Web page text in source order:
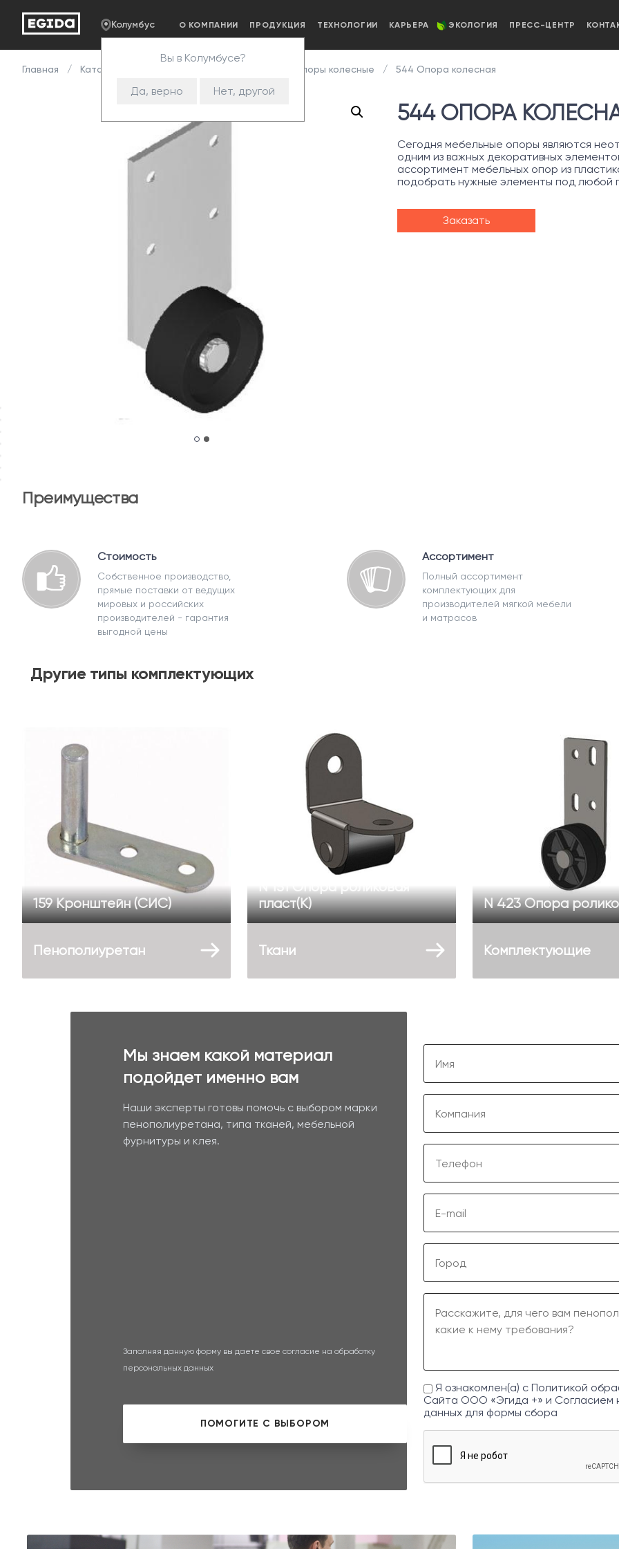
Колумбус
Вы в Колумбусе?
Да, верно Нет, другой
О КОМПАНИИ ПРОДУКЦИЯ ТЕХНОЛОГИИ КАРЬЕРА ЭКОЛОГИЯ ПРЕСС-ЦЕНТР
Главная Каталог Опоры колесные 544 Опора колесная
544 ОПОРА
Сегодня мебельные опоры являются
одним из важных декоративных
ассортимент мебельных опор из
подобрать нужные элементы под любой
Заказать
Преимущества
Стоимость
Собственное производство,
прямые поставки от ведущих
мировых и российских
производителей - гарантия
выгодной цены
Ассортимент
Полный ассортимент
комплектующих для
производителей мягкой мебели
и матрасов
Другие типы комплектующих
159 Кронштейн (СИС)
N 151 Опора роликовая
пласт(К)
N 423 Опора
Пенополиуретан Ткани Комплектующие
Мы знаем какой материал
подойдет именно вам
Наши эксперты готовы помочь с выбором марки
пенополиуретана, типа тканей, мебельной
фурнитуры и клея.
Заполняя данную форму вы даете свое согласие на обработку
персональных данных
Я ознакомлен(а) с Политикой
Сайта ООО «Эгида +» и Согласием
данных для формы сбора